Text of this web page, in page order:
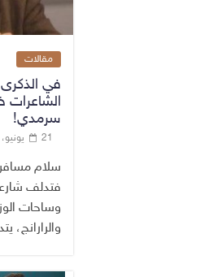
مقالات
في الذكرى
سرمدي!
21 يونيو، 2026
سلام
فتدلف
وساحات
والرارانج،